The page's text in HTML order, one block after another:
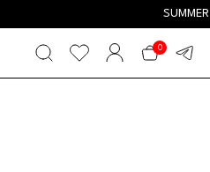
SUMMER
0